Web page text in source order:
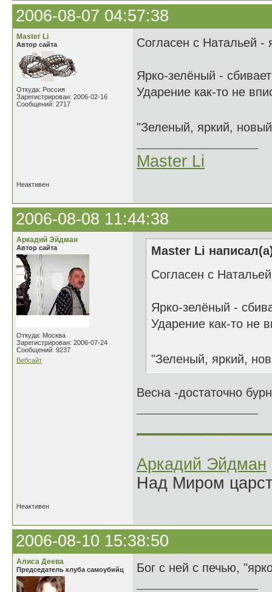
2006-08-07 04:57:38
Master Li
Автор сайта
Откуда: Россия
Зарегистрирован: 2006-02-16
Сообщений: 2717
Согласен с Натальей -
Ярко-зелёный -
Ударение как-то не
"Зеленый, яркий,
Master Li
Неактивен
2006-08-08 11:44:38
Аркадий Эйдман
Автор сайта
Откуда: Москва
Зарегистрирован: 2006-07-24
Сообщений: 9237
Вебсайт
Master Li
Согласен с
Ярко-зелёный -
Ударение как-то не
"Зеленый, яркий,
Весна -достаточно
Аркадий Эйдман
Над Миром
Неактивен
2006-08-10 15:38:50
Алиса Деева
Председатель клуба самоубийц Бог с ней с печью,